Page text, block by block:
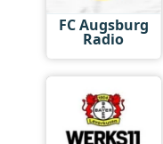
FC Augsburg
Radio